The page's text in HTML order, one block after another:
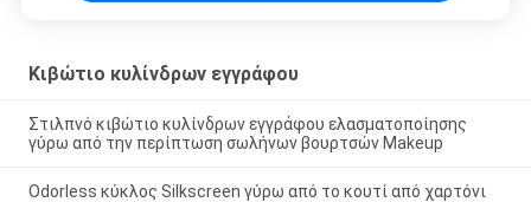
Κιβώτιο κυλίνδρων εγγράφου
Στιλπνό κιβώτιο κυλίνδρων εγγράφου ελασματοποίησης
γύρω από την περίπτωση σωλήνων βουρτσών Makeup
Odorless κύκλος Silkscreen γύρω από το κουτί από χαρτόνι